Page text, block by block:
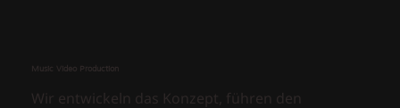
Music Video Production
Wir entwickeln das Konzept, führen den